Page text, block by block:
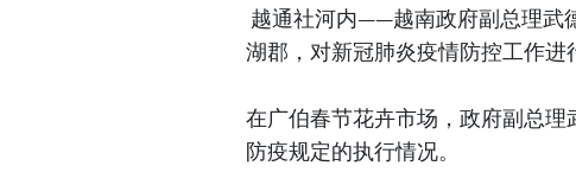
越通社河内——越南政府副总理武
湖郡，对新冠肺炎疫情防控工作进
在广伯春节花卉市场，政府副总
防疫规定的执行情况。